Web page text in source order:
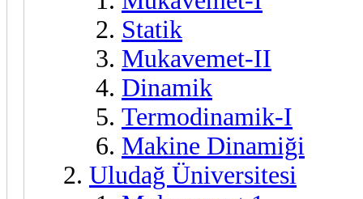
Statik
Mukavemet-II
Dinamik
Termodinamik-I
Makine Dinamiği
Uludağ Üniversitesi